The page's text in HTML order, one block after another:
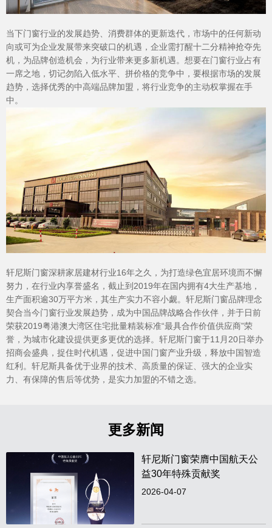
当下门窗行业的发展趋势、消费群体的更新迭代，市场中的任何新动
向或可为企业发展带来突破口的机遇，企业需打醒十二分精神抢夺先
机，为品牌创造机会，为行业带来更多新机遇。想要在门窗行业占有
一席之地，切记勿陷入低水平、拼价格的竞争中，要根据市场的发展
趋势，选择优秀的中高端品牌加盟，将行业竞争的主动权掌握在手
中。
轩尼斯门窗深耕家居建材行业16年之久，为打造绿色宜居环境而不懈
努力，在行业内享誉盛名，截止到2019年在国内拥有4大生产基地，
生产面积逾30万平方米，其生产实力不容小觑。轩尼斯门窗品牌理念
契合当今门窗行业发展趋势，成为中国品牌战略合作伙伴，并于日前
荣获2019粤港澳大湾区住宅批量精装标准“最具合作价值供应商”荣
誉，为城市化建设提供更多更优的选择。轩尼斯门窗于11月20日举办
招商会盛典，捉住时代机遇，促进中国门窗产业升级，释放中国智造
红利。轩尼斯具备优于业界的技术、高质量的保证、强大的企业实
力、有保障的售后等优势，是实力加盟的不错之选。
更多新闻
轩尼斯门窗荣膺中国航天公
益30年特殊贡献奖
2026-04-07